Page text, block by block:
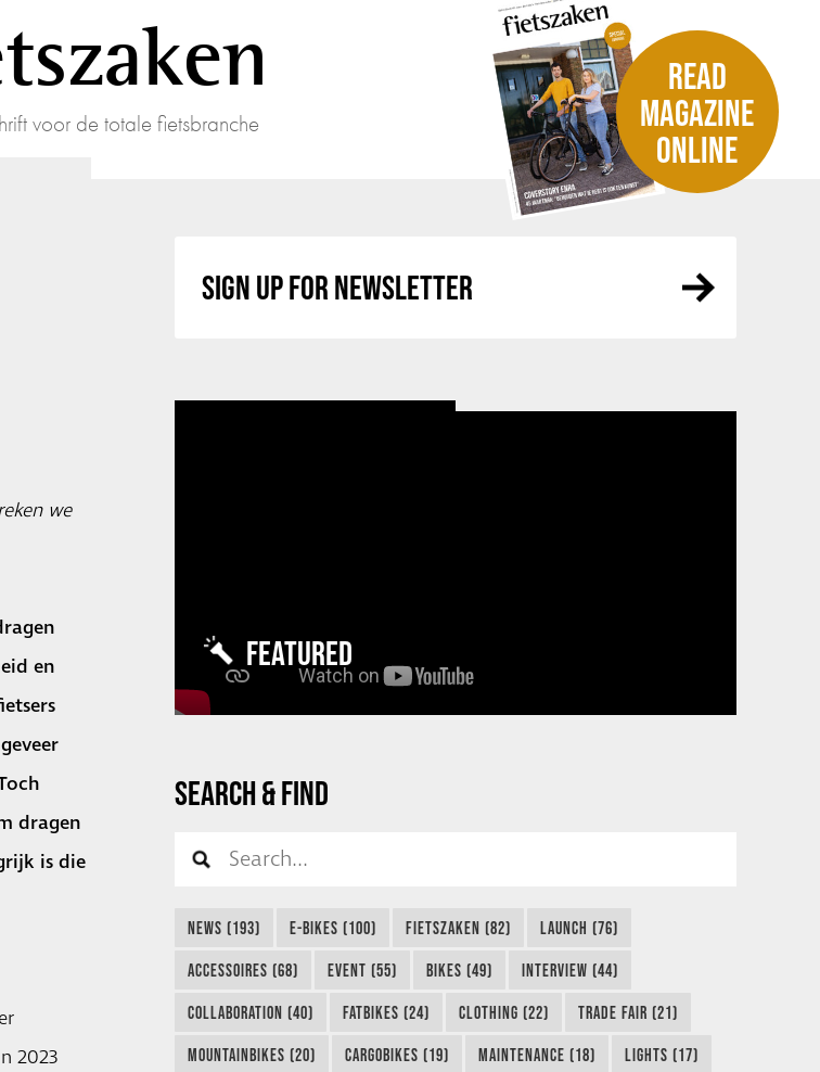
voor de totale fietsbranche
READ
MAGAZINE
ONLINE
we
en
dragen
is die
2023
SIGN UP FOR NEWSLETTER
FEATURED
SEARCH & FIND
NEWS (193) E-BIKES (100) FIETSZAKEN (82) LAUNCH (76)
ACCESSOIRES (68) EVENT (55) BIKES (49) INTERVIEW (44)
COLLABORATION (40) FATBIKES (24) CLOTHING (22) TRADE FAIR (21)
MOUNTAINBIKES (20) CARGOBIKES (19) MAINTENANCE (18) LIGHTS (17)